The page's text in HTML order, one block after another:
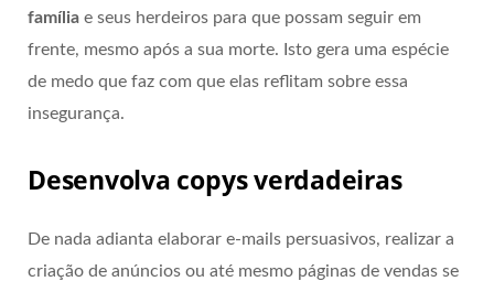
família e seus herdeiros para que possam seguir em
frente, mesmo após a sua morte. Isto gera uma espécie
de medo que faz com que elas reflitam sobre essa
insegurança.
Desenvolva copys verdadeiras
De nada adianta elaborar e-mails persuasivos, realizar a
criação de anúncios ou até mesmo páginas de vendas se